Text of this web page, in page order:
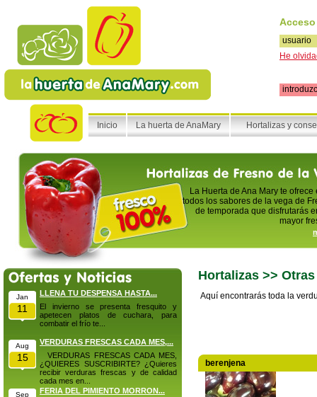
He
Inicio La huerta de AnaMary Hortalizas y
La Huerta de Ana Mary te
todos los sabores de la vega de
de temporada que disfrutarás
mayor
Jan
11
LLENA TU DESPENSA HASTA...
El invierno se presenta fresquito y
apetecen platos de cuchara, para
combatir el frío te...
Aug
15
VERDURAS FRESCAS CADA MES,...
VERDURAS FRESCAS CADA MES,
¿QUIERES SUSCRIBIRTE? ¿Quieres
recibir verduras frescas y de calidad
cada mes en...
Sep
FERIA DEL PIMIENTO MORRON...
Hortalizas >>
Aquí encontrarás toda la
berenjena